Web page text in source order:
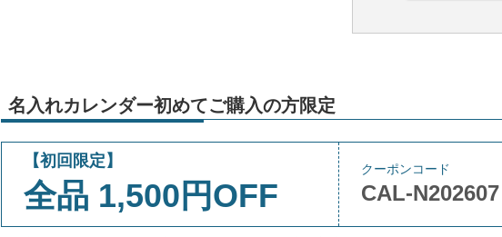
名入れカレンダー初めてご購入の方限定
【初回限定】
全品 1,500円OFF
クーポンコード
CAL-N202607